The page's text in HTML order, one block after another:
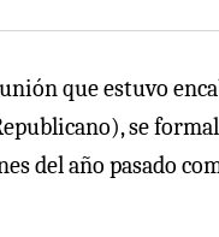
que estuvo
se
del año pasado